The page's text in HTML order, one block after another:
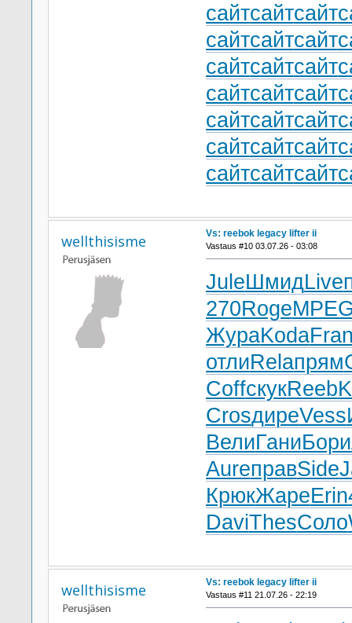
сайтсайтсайт
сайтсайтсайт
сайтсайтсайт
сайтсайтсайт
сайтсайтсайт
сайтсайтсайт
сайтсайтсайт
wellthisisme Vs: reebok legacy lifter ii
Vastaus #10 03.07.26 - 03:08
JuleШмидLive
270Roge
ЖураKoda
отлиRelaпрям
CoffскукReeb
CrosдиреVess
ВелиГаниБори
AureправSide
КрюкЖареErin
DaviThesСоло
wellthisisme Vs: reebok legacy lifter ii
Vastaus #11 21.07.26 - 22:19